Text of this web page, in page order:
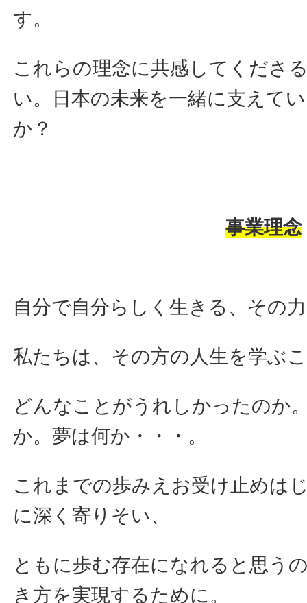
す。
これらの理念に共感してくださ
い。日本の未来を一緒に支えて
か？
事業理念
自分で自分らしく生きる、その
私たちは、その方の人生を学ぶ
どんなことがうれしかったのか
か。夢は何か・・・。
これまでの歩みえお受け止めは
に深く寄りそい、
ともに歩む存在になれると思う
き方を実現するために。